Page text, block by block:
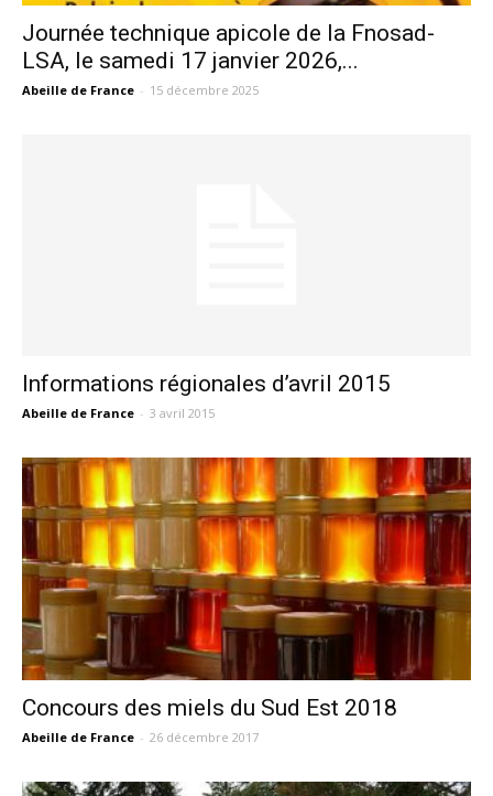
Journée technique apicole de la Fnosad-
LSA, le samedi 17 janvier 2026,...
Abeille de France - 15 décembre 2025
Informations régionales d’avril 2015
Abeille de France - 3 avril 2015
Concours des miels du Sud Est 2018
Abeille de France - 26 décembre 2017